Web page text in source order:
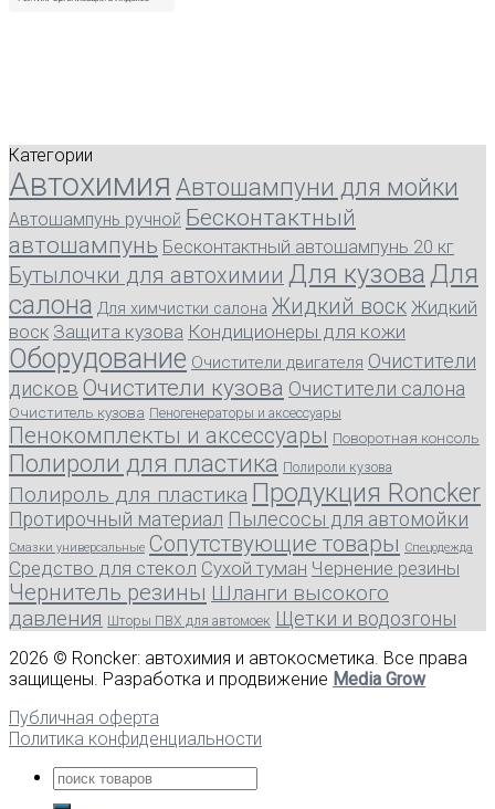
Категории
Автохимия Автошампуни для мойки
Автошампунь ручной Бесконтактный
автошампунь Бесконтактный автошампунь 20 кг
Бутылочки для автохимии Для кузоваДля
салона Для химчистки салона Жидкий воск Жидкий
воск Защита кузова Кондиционеры для кожи
Оборудование Очистители двигателя Очистители
дисков Очистители кузова Очистители салона
Очиститель кузова Пеногенераторы и аксессуары
Пенокомплекты и аксессуары Поворотная консоль
Полироли для пластика Полироли кузова
Полироль для пластика Продукция Roncker
Протирочный материал Пылесосы для автомойки
Смазки универсальные Сопутствующие товары Спецодежда
Средство для стекол Сухой туман Чернение резины
Чернитель резины Шланги высокого
давления Шторы ПВХ для автомоек Щетки и водозгоны
2026 © Roncker: автохимия и автокосметика. Все права
защищены. Разработка и продвижение Media Grow
Публичная оферта
Политика конфиденциальности